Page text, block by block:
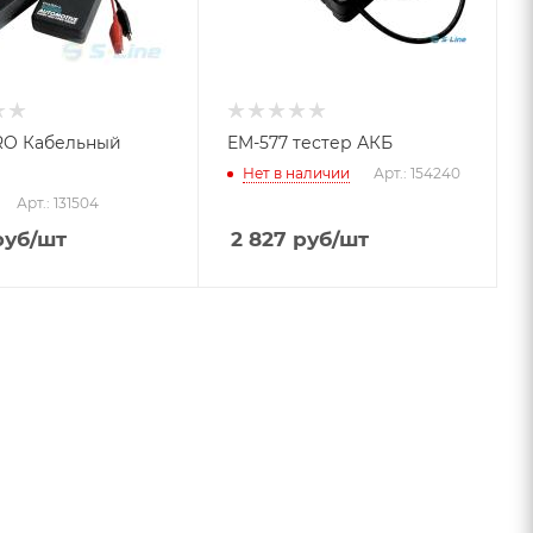
Кабельный
Арт.: 131504
/шт
EM-577 тестер АКБ
Нет в наличии Арт.: 154240
2 827 руб/шт